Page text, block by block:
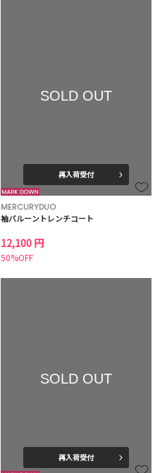
SOLD OUT
再入荷受付
MERCURYDUO
袖バルーントレンチコート
12,100 円
50%OFF
SOLD OUT
再入荷受付